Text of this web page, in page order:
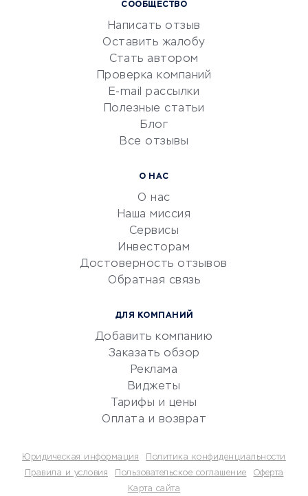
Маркетинг и продажи
Репетиторство
Красота и здоровье
Сервисы по поиску работы
Сетевой маркетинг
УСЛУГИ ДЛЯ БИЗНЕСА
документооборот
Юридические компании
Бухгалтерия онлайн
Потребительские кредиты
СООБЩЕСТВО
Написать отзыв
Оставить жалобу
Стать автором
Проверка компаний
E-mail рассылки
Полезные статьи
Блог
Все отзывы
О НАС
О нас
Наша миссия
Сервисы
Инвесторам
Достоверность отзывов
Обратная связь
ДЛЯ КОМПАНИЙ
Добавить компанию
Заказать обзор
Реклама
Виджеты
Тарифы и цены
Оплата и возврат
Юридическая информация
Политика конфиденциальности
Правила и условия
Пользовательское соглашение
Оферта
Карта сайта